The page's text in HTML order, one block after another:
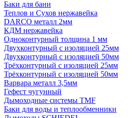
Баки для бани
Теплов и Сухов нержавейка
DARCO металл 2мм
КДМ нержавейка
Одноконтурный толщина 1 мм
Двухконтурный с изоляцией 25мм
Двухконтурный с изоляцией 50мм
Трёхконтурный с изоляцией 25мм
Трёхконтурный с изоляцией 50мм
Варвара металл 3,5мм
Гефест чугунный
Дымоходные системы TMF
Баки для воды и теплообменники